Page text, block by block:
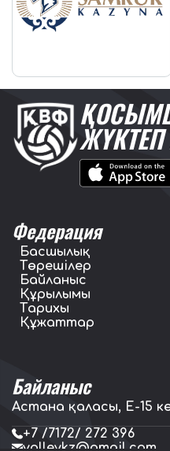
Федерация
Басшылық
Төрешілер
Байланыс
Құрылымы
Тарихы
Құжаттар
Байланыс
Астана қаласы, E-15
+7 /7172/ 272 396
volleykz@gmail.com